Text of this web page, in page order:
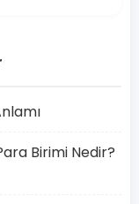
Birimi Nedir?